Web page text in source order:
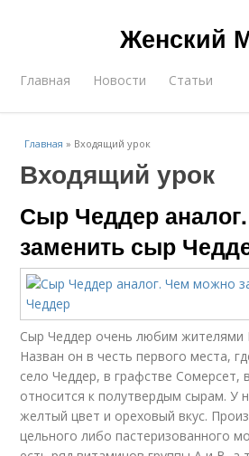
Женский
Главная Новости Статьи
Главная » Входящий урок
Входящий урок
Сыр Чеддер
заменить сыр
Сыр Чеддер очень любим жителями
Назван он в честь первого места,
село Чеддер, в графстве Сомерсет,
относится к полутвердым сырам. У
желтый цвет и ореховый вкус.
цельного либо пастеризованного